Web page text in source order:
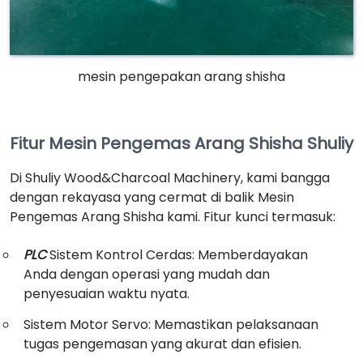
mesin pengepakan arang shisha
Fitur Mesin Pengemas Arang Shisha Shuliy
Di Shuliy Wood&Charcoal Machinery, kami bangga
dengan rekayasa yang cermat di balik Mesin
Pengemas Arang Shisha kami. Fitur kunci termasuk:
PLCSistem Kontrol Cerdas: Memberdayakan
Anda dengan operasi yang mudah dan
penyesuaian waktu nyata.
Sistem Motor Servo: Memastikan pelaksanaan
tugas pengemasan yang akurat dan efisien.